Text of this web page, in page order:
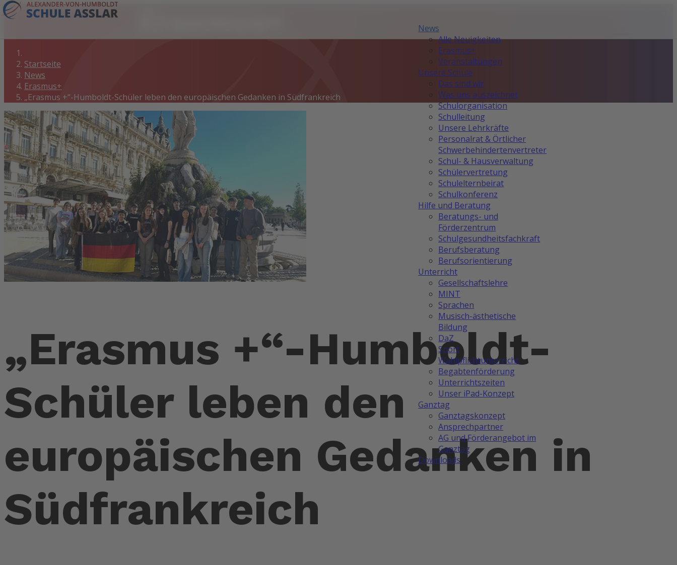
News
Alle Neuigkeiten
Erasmus+
Veranstaltungen
Unsere Schule
Das sind wir
Was uns auszeichnet
Schulorganisation
Schulleitung
Unsere Lehrkräfte
Personalrat & Örtlicher
Schwerbehindertenvertreter
Schul- & Hausverwaltung
Schülervertretung
Schulelternbeirat
Schulkonferenz
Hilfe und Beratung
Beratungs- und
Förderzentrum
Schulgesundheitsfachkraft
Berufsberatung
Berufsorientierung
Unterricht
Gesellschaftslehre
MINT
Sprachen
Musisch-ästhetische
Bildung
DaZ
Sport
Wahlpflichtunterricht
Begabtenförderung
Unterrichtszeiten
Unser iPad-Konzept
Ganztag
Ganztagskonzept
Ansprechpartner
AG und Förderangebot im
Ganztag
Downloads
Startseite
News
Erasmus+
„Erasmus +“-Humboldt-Schüler leben den europäischen Gedanken in Südfrankreich
„Erasmus +“-Humboldt-
Schüler leben den
europäischen Gedanken in
Südfrankreich